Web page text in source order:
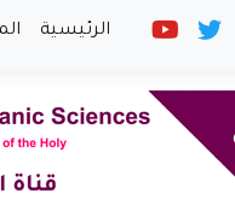
الرئيسية